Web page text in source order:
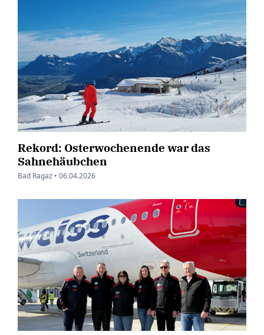
Rekord: Osterwochenende war das
Sahnehäubchen
Bad Ragaz • 06.04.2026